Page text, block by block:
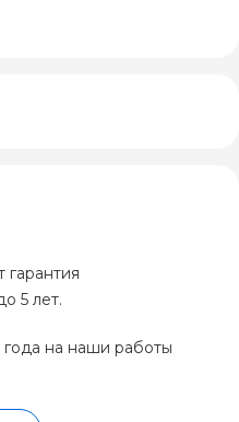
гарантия
5 лет.
на наши работы